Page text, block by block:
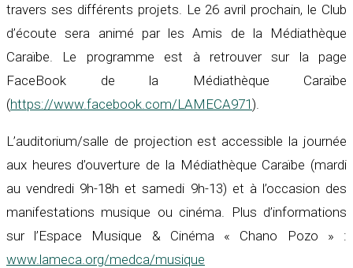
travers ses différents projets. Le 26 avril prochain, le Club
d’écoute sera animé par les Amis de la Médiathèque
Caraïbe. Le programme est à retrouver sur la page
FaceBook de la Médiathèque Caraïbe
(https://www.facebook.com/LAMECA971).
L’auditorium/salle de projection est accessible la journée
aux heures d’ouverture de la Médiathèque Caraïbe (mardi
au vendredi 9h-18h et samedi 9h-13) et à l’occasion des
manifestations musique ou cinéma. Plus d’informations
sur l’Espace Musique & Cinéma « Chano Pozo » :
www.lameca.org/medca/musique